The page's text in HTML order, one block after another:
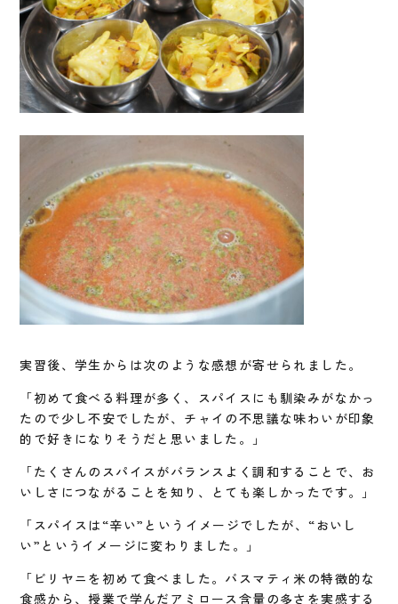
実習後、学生からは次のような感想が寄せられました。
「初めて食べる料理が多く、スパイスにも馴染みがなかっ
たので少し不安でしたが、チャイの不思議な味わいが印象
的で好きになりそうだと思いました。」
「たくさんのスパイスがバランスよく調和することで、お
いしさにつながることを知り、とても楽しかったです。」
「スパイスは“辛い”というイメージでしたが、“おいし
い”というイメージに変わりました。」
「ビリヤニを初めて食べました。バスマティ米の特徴的な
食感から、授業で学んだアミロース含量の多さを実感する